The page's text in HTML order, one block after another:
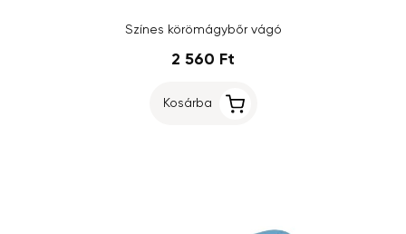
Színes körömágybőr vágó
2 560 Ft
Kosárba